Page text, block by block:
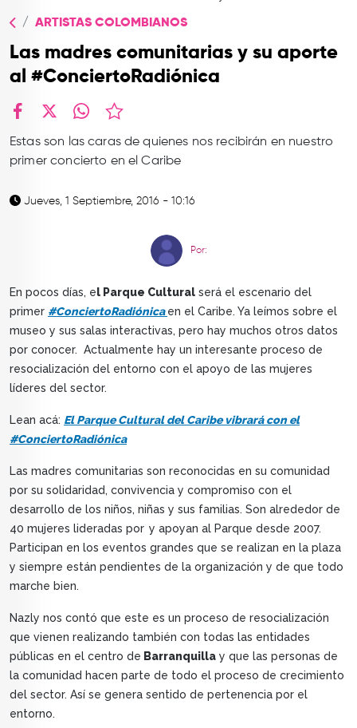
CONTACTO
ARTISTAS COLOMBIANOS
Las madres comunitarias y su aporte
al #ConciertoRadiónica
Estas son las caras de quienes nos recibirán en nuestro
primer concierto en el Caribe
Jueves, 1 Septiembre, 2016 - 10:16
Por:
En pocos días, el Parque Cultural será el escenario del
primer #ConciertoRadiónicaen el Caribe. Ya leímos sobre el
museo y sus salas interactivas, pero hay muchos otros datos
por conocer. Actualmente hay un interesante proceso de
resocialización del entorno con el apoyo de las mujeres
líderes del sector.
Lean acá: El Parque Cultural del Caribe vibrará con el
#ConciertoRadiónica
Las madres comunitarias son reconocidas en su comunidad
por su solidaridad, convivencia y compromiso con el
desarrollo de los niños, niñas y sus familias. Son alrededor de
40 mujeres lideradas por y apoyan al Parque desde 2007.
Participan en los eventos grandes que se realizan en la plaza
y siempre están pendientes de la organización y de que todo
marche bien.
Nazly nos contó que este es un proceso de resocialización
que vienen realizando también con todas las entidades
públicas en el centro de Barranquilla y que las personas de
la comunidad hacen parte de todo el proceso de crecimiento
del sector. Así se genera sentido de pertenencia por el
entorno.